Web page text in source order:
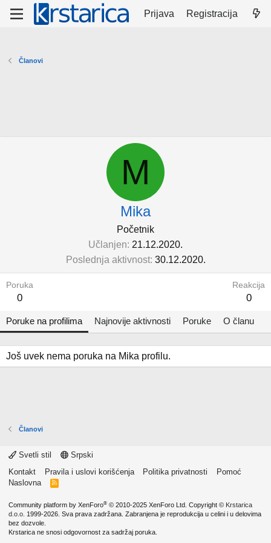
Prijava Registracija
Članovi
M
Mika
Početnik
Učlanjen 21.12.2020.
Poslednja aktivnost 30.12.2020.
Poruka
0
Reakcija
0
Poruke na profilima Najnovije aktivnosti Poruke O članu
Još uvek nema poruka na Mika profilu.
Članovi
Svetli stil
Srpski
Kontakt
Pravila i uslovi korišćenja Politika privatnosti
Pomoć
Naslovna
R
Community platform by XenForo® © 2010-2025 XenForo Ltd. Copyright © Krstarica
d.o.o. 1999-2026. Sva prava zadržana. Zabranjena je reprodukcija u celini i u delovima
bez dozvole.
Krstarica ne snosi odgovornost za sadržaj poruka.